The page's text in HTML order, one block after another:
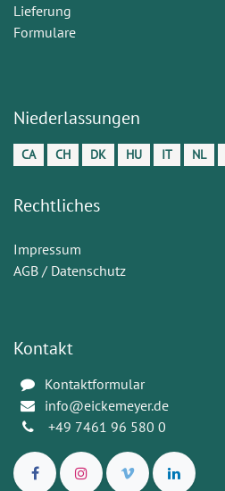
Lieferung
Formulare
Niederlassungen
CA CH DK HU IT NL
Rechtliches
Impressum
AGB / Datenschutz
Kontakt
Kontaktformular
info@eickemeyer.de
+49 7461 96 580 0